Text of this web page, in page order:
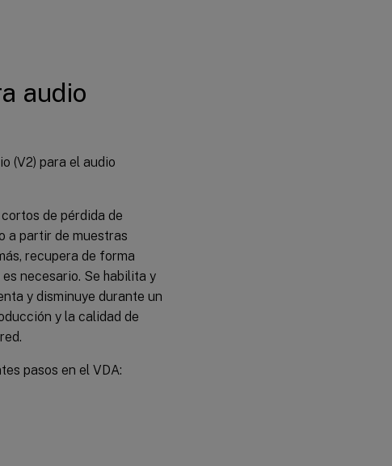
audio
(V2) para el audio
de pérdida de
a partir de muestras
recupera de forma
necesario. Se habilita y
y disminuye durante un
y la calidad de
pasos en el VDA: